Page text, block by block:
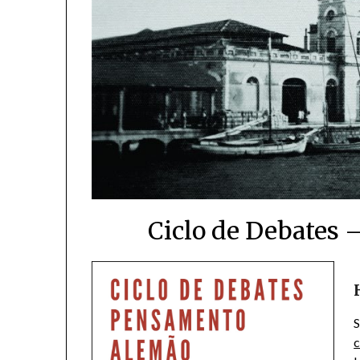
Ciclo de Debates